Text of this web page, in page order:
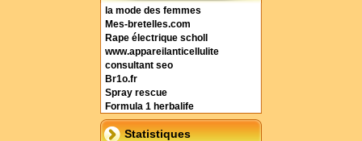
la mode des femmes
Mes-bretelles.com
Rape électrique scholl
www.appareilanticellulite
consultant seo
Br1o.fr
Spray rescue
Formula 1 herbalife
Statistiques